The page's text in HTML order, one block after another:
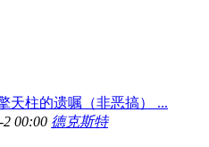
天柱的遗嘱（非恶搞） ...
2 00:00 德克斯特